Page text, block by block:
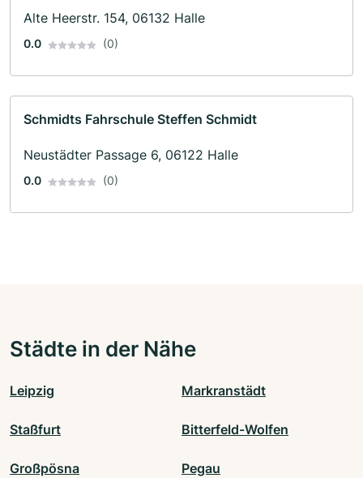
Alte Heerstr. 154, 06132 Halle
0.0 (0)
Schmidts Fahrschule Steffen Schmidt
Neustädter Passage 6, 06122 Halle
0.0 (0)
Städte in der Nähe
Leipzig Markranstädt
Staßfurt Bitterfeld-Wolfen
Großpösna Pegau